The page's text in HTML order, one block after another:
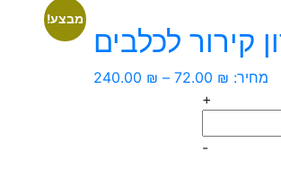
קירור לכלבים
מחיר: 72.00 ₪
–
240.00 ₪
+
-
מבצע!